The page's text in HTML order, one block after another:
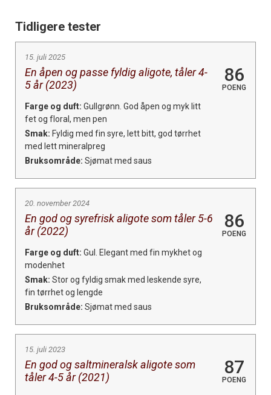
Tidligere tester
15. juli 2025
En åpen og passe fyldig aligote, tåler 4-
5 år (2023)
86
POENG
Farge og duft: Gullgrønn. God åpen og myk litt
fet og floral, men pen
Smak: Fyldig med fin syre, lett bitt, god tørrhet
med lett mineralpreg
Bruksområde: Sjømat med saus
20. november 2024
En god og syrefrisk aligote som tåler 5-6
år (2022)
86
POENG
Farge og duft: Gul. Elegant med fin mykhet og
modenhet
Smak: Stor og fyldig smak med leskende syre,
fin tørrhet og lengde
Bruksområde: Sjømat med saus
15. juli 2023
En god og saltmineralsk aligote som
tåler 4-5 år (2021)
87
POENG